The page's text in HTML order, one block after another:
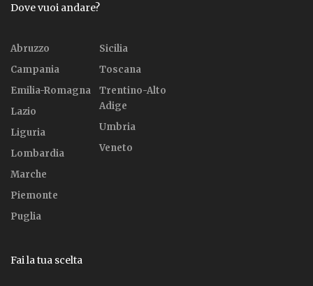
Dove vuoi andare?
Abruzzo
Campania
Emilia-Romagna
Lazio
Liguria
Lombardia
Marche
Piemonte
Puglia
Sicilia
Toscana
Trentino-Alto
Adige
Umbria
Veneto
Fai la tua scelta